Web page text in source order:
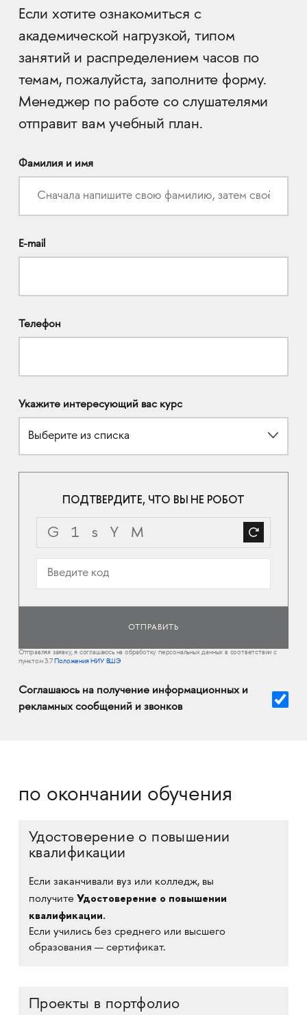
Если хотите ознакомиться с
академической нагрузкой, типом
занятий и распределением часов по
темам, пожалуйста, заполните форму.
Менеджер по работе со слушателями
отправит вам учебный план.
Фамилия и имя
E-mail
Телефон
Укажите интересующий вас курс
Выберите из списка
ПОДТВЕРДИТЕ, ЧТО ВЫ НЕ РОБОТ
Отправляя заявку, я соглашаюсь на обработку персональных данных в соответствии с
пунктом 3.7
Положения НИУ ВШЭ
Соглашаюсь на получение информационных и
рекламных сообщений и звонков
по окончании обучения
Удостоверение о повышении
квалификации
Если заканчивали вуз или колледж, вы
получите Удостоверение о повышении
квалификации.
Если учились без среднего или высшего
образования — сертификат.
Проекты в портфолио